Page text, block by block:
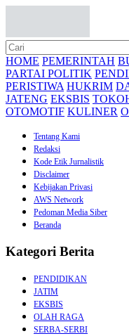
HOME PEMERINTAH
PARTAI POLITIK
PERISTIWA HUKRIM
JATENG EKSBIS
OTOMOTIF KULINER
Tentang Kami
Redaksi
Kode Etik Jurnalistik
Disclaimer
Kebijakan Privasi
AWS Network
Pedoman Media Siber
Beranda
Kategori Berita
PENDIDIKAN
JATIM
EKSBIS
OLAH RAGA
SERBA-SERBI